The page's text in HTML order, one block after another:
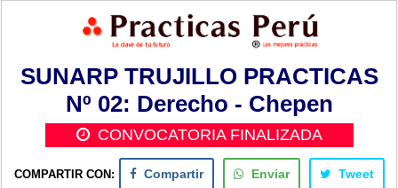
SUNARP TRUJILLO PRACTICAS
Nº 02: Derecho - Chepen
CONVOCATORIA FINALIZADA
COMPARTIR CON: Compartir Enviar Tweet